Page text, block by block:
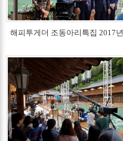
해피투게더 조동아리특집 2017년